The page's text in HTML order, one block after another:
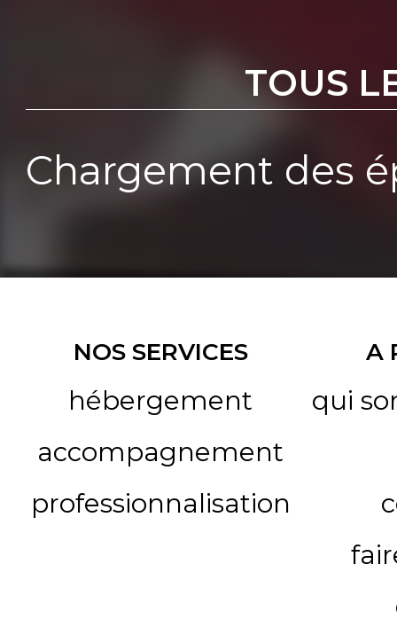
TOUS
Chargement des
NOS SERVICES
hébergement
accompagnement
professionnalisation
A
qui